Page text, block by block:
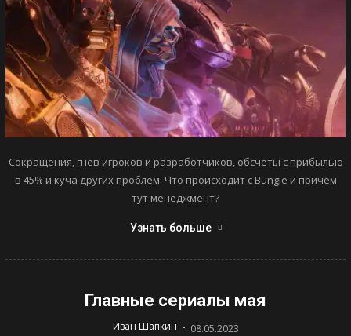
Сокращения, гнев игроков и разработчиков, обсчеты с прибылью
в 45% и куча других проблем. Что происходит с Bungie и причем
тут менеджмент?
Узнать больше
Главные сериалы мая
Иван Шапкин - 08.05.2023